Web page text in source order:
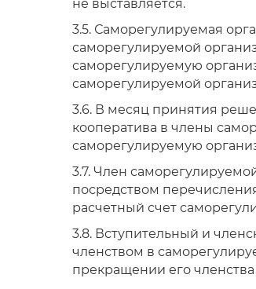
не выставляется.
3.5. Саморегулируемая
саморегулируемой
саморегулируемую
саморегулируемой
3.6. В месяц принятия
кооператива в члены
саморегулируемую
3.7. Член
посредством
расчетный счет
3.8. Вступительный и
членством в
прекращении его